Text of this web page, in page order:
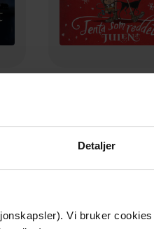
Detaljer
Vi bruker cookies